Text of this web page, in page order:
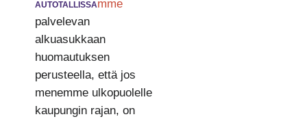
autotallissamme
palvelevan
alkuasukkaan
huomautuksen
perusteella, että jos
menemme ulkopuolelle
kaupungin rajan, on